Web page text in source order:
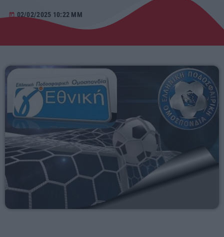
ΕΡΚΟ
23:40 - 23:55
23:55 - 00:00
today 02/02/2025 10:22 ΜΜ